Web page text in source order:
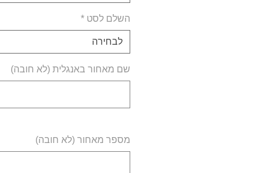
השלם לסט *
לבחירה
שם מאחור באנגלית (לא חובה)
מספר מאחור (לא חובה)